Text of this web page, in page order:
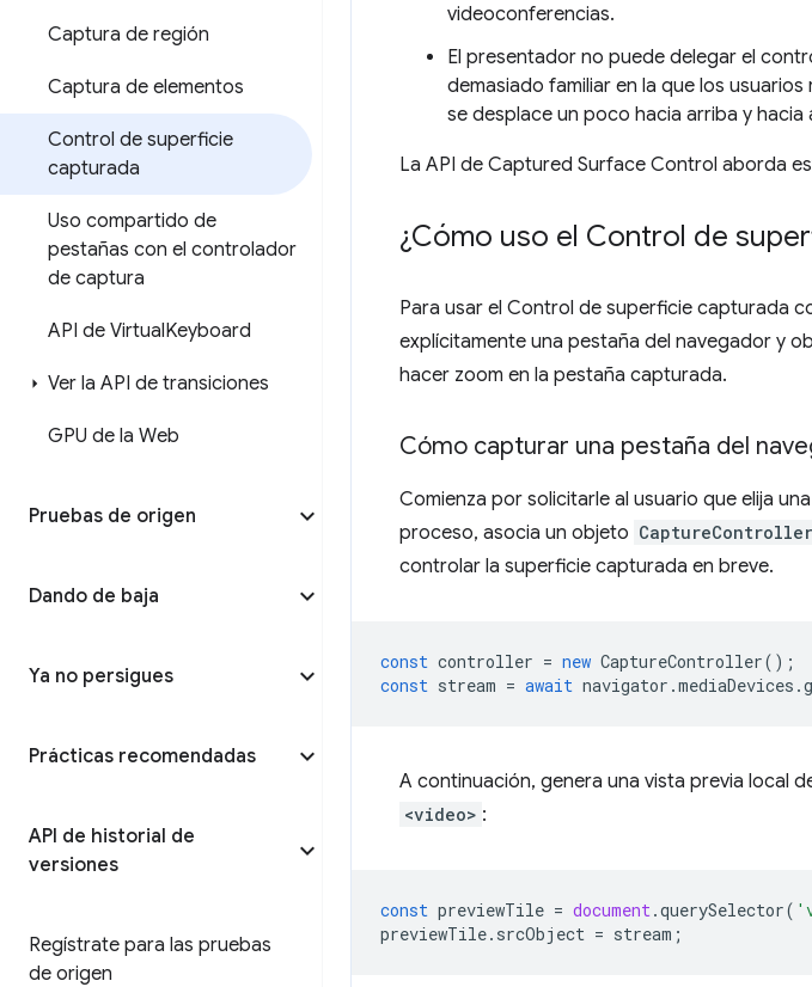
Captura de región
Captura de elementos
Control de superficie
capturada
Uso compartido de
pestañas con el controlador
de captura
API de VirtualKeyboard
Ver la API de transiciones
GPU de la Web
Pruebas de origen
Dando de baja
Ya no persigues
Prácticas recomendadas
API de historial de
versiones
Regístrate para las pruebas
de origen
videoconferencias.
El presentador no puede delegar el
demasiado familiar en la que los
se desplace un poco hacia arriba y hacia
La API de Captured Surface Control aborda
¿Cómo uso el Control de
Para usar el Control de superficie capturada
explícitamente una pestaña del navegador y
hacer zoom en la pestaña capturada.
Cómo capturar una pestaña del
Comienza por solicitarle al usuario que elija
proceso, asocia un objeto CaptureController
controlar la superficie capturada en breve.
const controller = new CaptureController();
const stream = await navigator .mediaDevices .
A continuación, genera una vista previa local
<video> :
const previewTile = document .querySelector(
previewTile. srcObject = stream ;